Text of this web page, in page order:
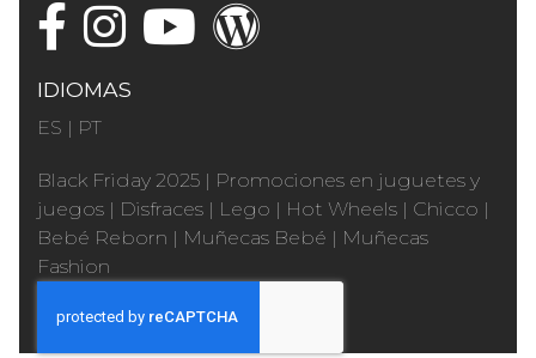
IDIOMAS
ES | PT
Black Friday 2025 | Promociones en juguetes y
juegos | Disfraces | Lego | Hot Wheels | Chicco |
Bebé Reborn | Muñecas Bebé | Muñecas
Fashion